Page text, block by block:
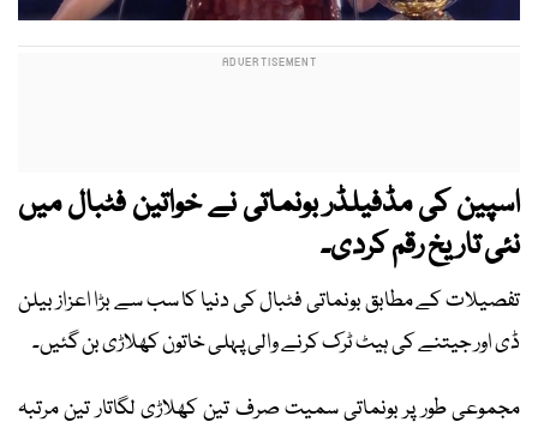
اسپین کی مڈفیلڈر بونماتی نے خواتین فٹبال میں
نئی تاریخ رقم کردی۔
تفصیلات کے مطابق بونماتی فٹبال کی دنیا کا سب سے بڑا اعزاز بیلن
ڈی اور جیتنے کی ہیٹ ٹرک کرنے والی پہلی خاتون کھلاڑی بن گئیں۔
مجموعی طور پر بونماتی سمیت صرف تین کھلاڑی لگاتار تین مرتبہ